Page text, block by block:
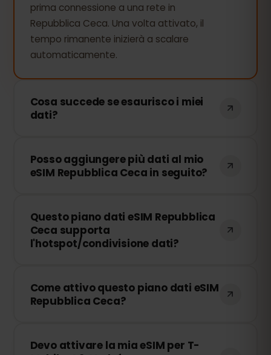
prima connessione a una rete in
Repubblica Ceca. Una volta attivato, il
tempo rimanente inizierà a scalare
automaticamente.
Cosa succede se esaurisco i miei
dati?
connessione verrà interrotta. Puoi
ricaricare facilmente la tua eSIM dal
Posso aggiungere più dati al mio
eSIM Repubblica Ceca in seguito?
qualsiasi momento senza dover
reinstallare la tua eSIM. Accedi al tuo
account e seleziona il quantitativo di dati
Questo piano dati eSIM Repubblica
Ceca supporta
l'hotspot/condivisione dati?
dati tramite hotspot con altri dispositivi.
Tuttavia, velocità e disponibilità
Come attivo questo piano dati eSIM
Repubblica Ceca?
via email. Basta scansionarlo nelle
Devo attivare la mia eSIM per T-